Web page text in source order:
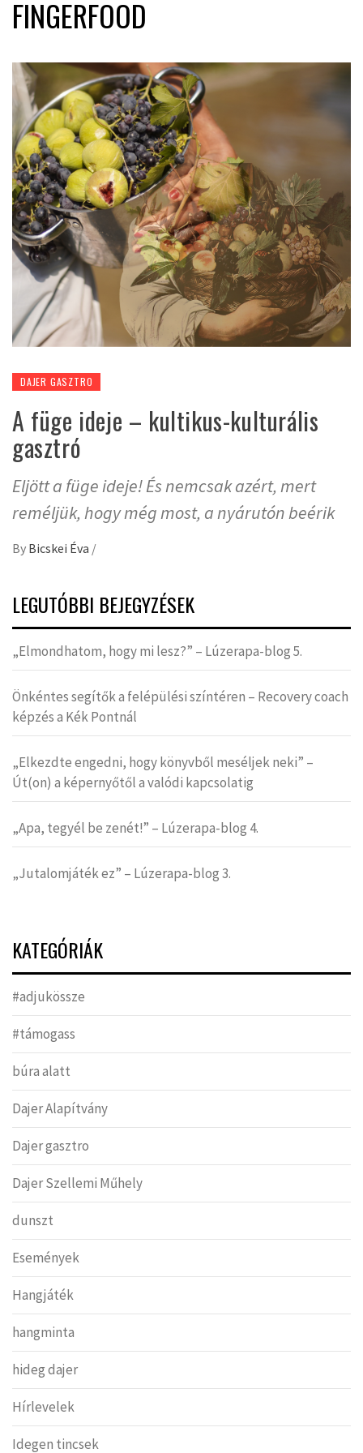
FINGERFOOD
DAJER GASZTRO
A füge ideje – kultikus-kulturális
gasztró
Eljött a füge ideje! És nemcsak azért, mert
reméljük, hogy még most, a nyárutón beérik
By Bicskei Éva /
LEGUTÓBBI BEJEGYZÉSEK
„Elmondhatom, hogy mi lesz?” – Lúzerapa-blog 5.
Önkéntes segítők a felépülési színtéren – Recovery coach
képzés a Kék Pontnál
„Elkezdte engedni, hogy könyvből meséljek neki” –
Út(on) a képernyőtől a valódi kapcsolatig
„Apa, tegyél be zenét!” – Lúzerapa-blog 4.
„Jutalomjáték ez” – Lúzerapa-blog 3.
KATEGÓRIÁK
#adjukössze
#támogass
búra alatt
Dajer Alapítvány
Dajer gasztro
Dajer Szellemi Műhely
dunszt
Események
Hangjáték
hangminta
hideg dajer
Hírlevelek
Idegen tincsek